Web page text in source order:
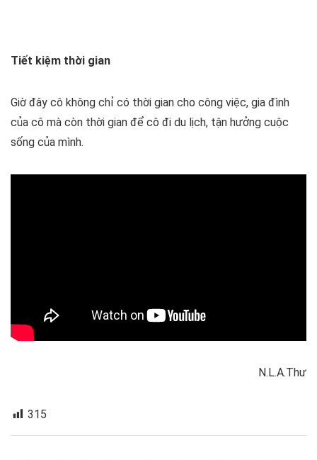
Tiết kiệm thời gian
Giờ đây cô không chỉ có thời gian cho công việc, gia đình
của cô mà còn thời gian để cô đi du lịch, tận hưởng cuộc
sống của mình.
N.L.A.Thư
315